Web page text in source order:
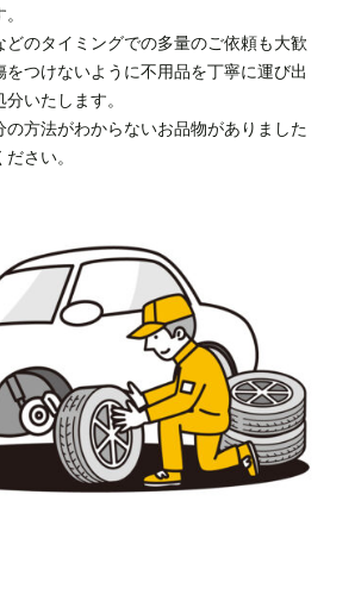
どのタイミングでの多量のご依頼も大歓
をつけないように不用品を丁寧に運び出
いたします。
の方法がわからないお品物がありました
さい。